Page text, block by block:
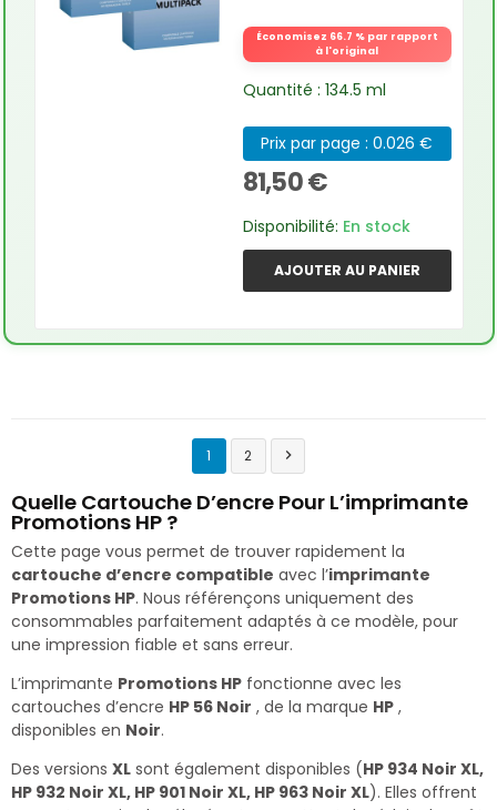
Économisez 66.7 % par rapport
à l'original
Quantité : 134.5 ml
Prix par page : 0.026 €
81,50 €
Disponibilité: En stock
AJOUTER AU PANIER
1 2 
Quelle Cartouche D’encre Pour L’imprimante
Promotions HP ?
Cette page vous permet de trouver rapidement la
cartouche d’encre compatible avec l’imprimante
Promotions HP. Nous référençons uniquement des
consommables parfaitement adaptés à ce modèle, pour
une impression fiable et sans erreur.
L’imprimante Promotions HP fonctionne avec les
cartouches d’encre HP 56 Noir , de la marque HP ,
disponibles en Noir.
Des versions XL sont également disponibles (HP 934 Noir XL,
HP 932 Noir XL, HP 901 Noir XL, HP 963 Noir XL). Elles offrent